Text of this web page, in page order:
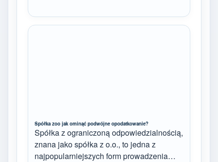
Spółka zoo jak ominąć podwójne opodatkowanie?
Spółka z ograniczoną odpowiedzialnością,
znana jako spółka z o.o., to jedna z
najpopularniejszych form prowadzenia…